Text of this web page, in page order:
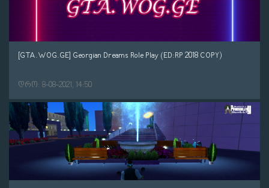
[GTA.WOG.GE] Georgian Dreams Role Play (ED:RP 2018 COPY)
დრო: 8-08-2021, 14:50